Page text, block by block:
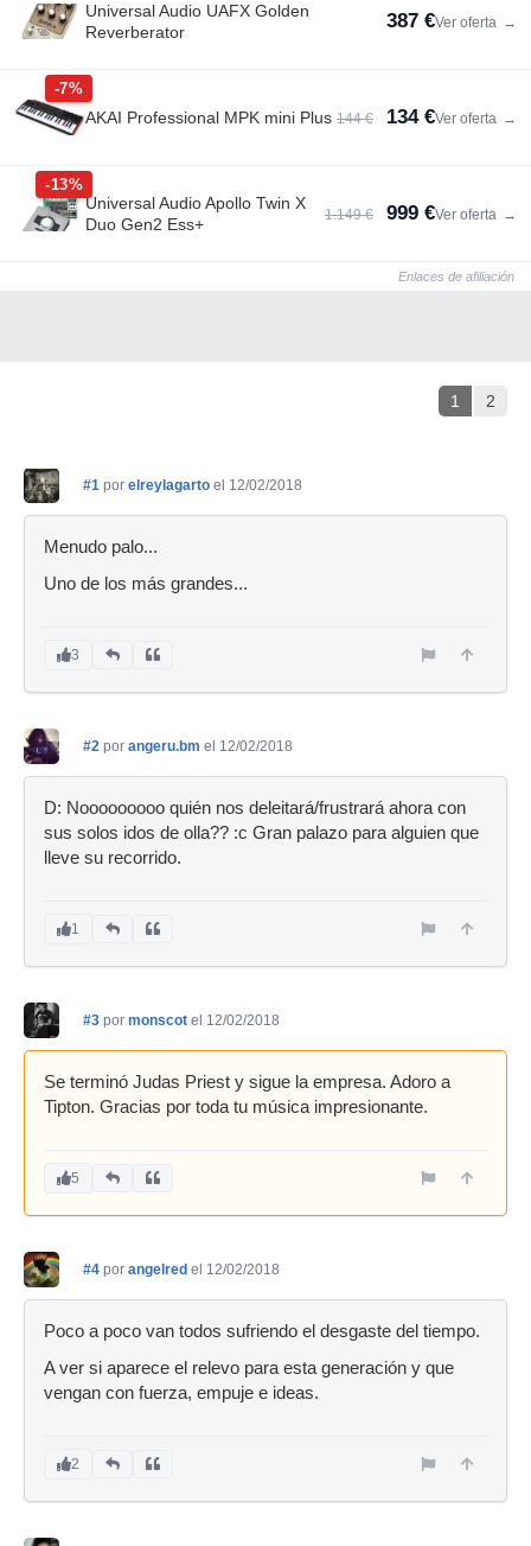
Universal Audio UAFX Golden
Reverberator
387 €Ver oferta →
-7%
AKAI Professional MPK mini Plus 144 € 134 €Ver oferta →
-13%
Universal Audio Apollo Twin X
Duo Gen2 Ess+
1.149 € 999 €Ver oferta →
Enlaces de afiliación
1 2
#1 por elreylagarto el 12/02/2018
Menudo palo...
Uno de los más grandes...
3
#2 por angeru.bm el 12/02/2018
D: Nooooooooo quién nos deleitará/frustrará ahora con
sus solos idos de olla?? :c Gran palazo para alguien que
lleve su recorrido.
1
#3 por monscot el 12/02/2018
Se terminó Judas Priest y sigue la empresa. Adoro a
Tipton. Gracias por toda tu música impresionante.
5
#4 por angelred el 12/02/2018
Poco a poco van todos sufriendo el desgaste del tiempo.
A ver si aparece el relevo para esta generación y que
vengan con fuerza, empuje e ideas.
2